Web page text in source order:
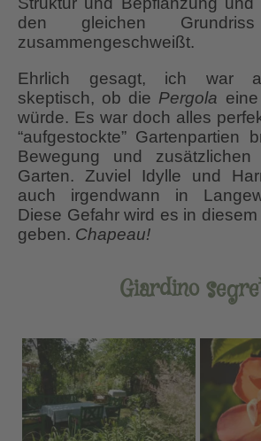
den gleichen Grundriss
zusammengeschweißt.
Ehrlich gesagt, ich war
skeptisch, ob diePergola
würde. Es war doch alles
“aufgestockte” Gartenpartien
Bewegung und
Garten. Zuviel Idylle und
auch irgendwann in
Diese Gefahr wird es in
geben. Chapeau!
Giardino